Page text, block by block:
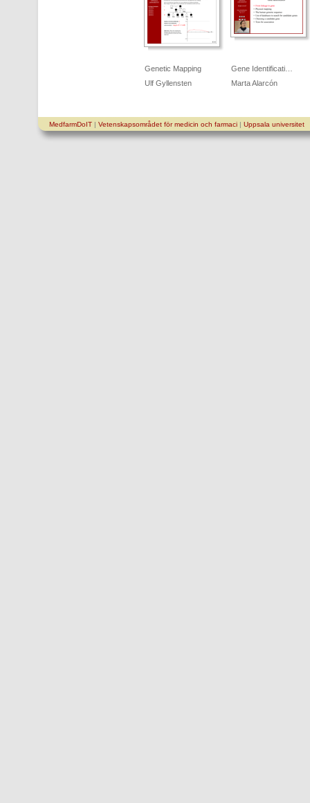
Genetic Mapping
Ulf Gyllensten
Gene Identificati…
Marta Alarcón
MedfarmDoIT| Vetenskapsområdet för medicin och farmaci| Uppsala universitet